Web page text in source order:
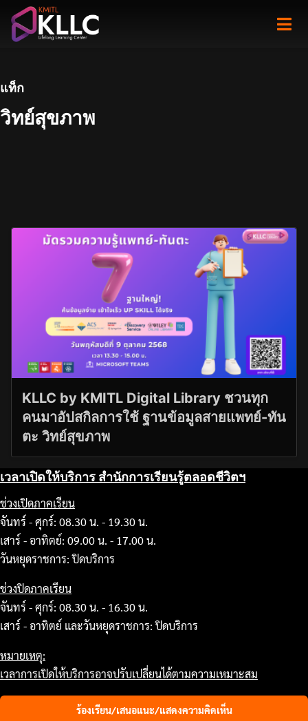
content
แท็ก
วิทย์สุขภาพ
KLLC by KMITL Digital Library ชวนทุก
คนมาอัปสกิลการใช้ ฐานข้อมูลสายแพทย์-ทัน
ตะ วิทย์สุขภาพ
เวลาเปิดให้บริการ สำนักการเรียนรู้ตลอดชีวิตฯ
ช่วงเปิดภาคเรียน
จันทร์ - ศุกร์: 08.30 น. - 19.30 น.
เสาร์ - อาทิตย์: 09.00 น. - 17.00 น.
วันหยุดราชการ: ปิดบริการ
ช่วงปิดภาคเรียน
จันทร์ - ศุกร์: 08.30 น. - 16.30 น.
เสาร์ - อาทิตย์ และวันหยุดราชการ: ปิดบริการ
หมายเหตุ:
เวลาการเปิดให้บริการอาจปรับเปลี่ยนได้ตามความเหมาะสม
ร้องเรียน/เสนอแนะ/แสดงความคิดเห็น